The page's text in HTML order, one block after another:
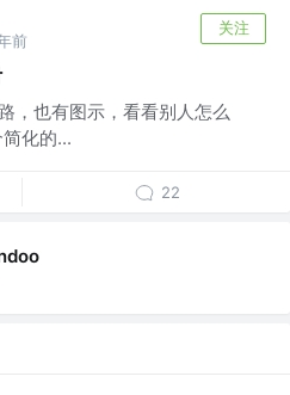
前
关注
，也有图示，看看别人怎么
化的...
22